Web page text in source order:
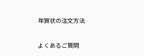
年賀状の注文方法
よくあるご質問